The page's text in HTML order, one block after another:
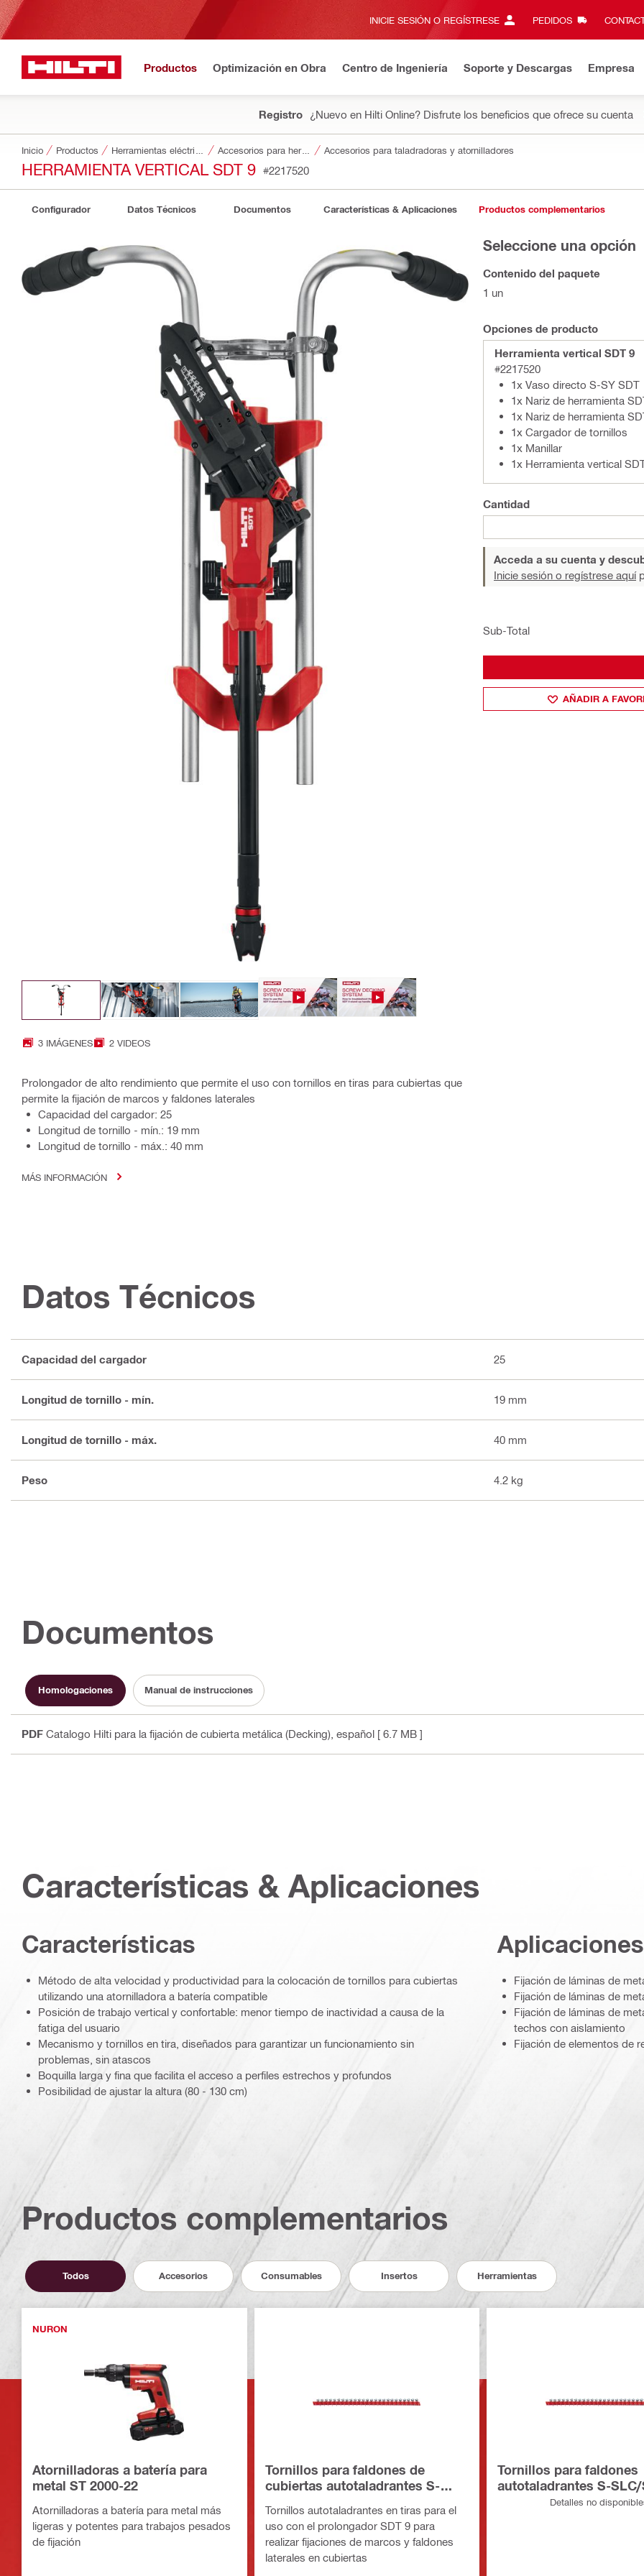
INICIE SESIÓN O REGÍSTRESE PEDIDOS
Productos Optimización en Obra Centro de Ingeniería Soporte y Descargas Empresa
Registro ¿Nuevo en Hilti Online? Disfrute los beneficios que ofrece su cuenta
Inicio Productos Accesorios para herramientas Accesorios para taladradoras y atornilladores
HERRAMIENTA VERTICAL SDT 9 #2217520
Configurador Datos Técnicos Documentos Características & Aplicaciones Productos complementarios
3 IMÁGENES 2 VIDEOS
Prolongador de alto rendimiento que permite el uso con tornillos en tiras para cubiertas que
permite la fijación de marcos y faldones laterales
Capacidad del cargador: 25
Longitud de tornillo - mín.: 19 mm
Longitud de tornillo - máx.: 40 mm
MÁS INFORMACIÓN
Seleccione una opción
Contenido del paquete
1 un
Opciones de producto
Herramienta vertical SDT 9
#2217520
1x Vaso directo S-SY SDT
1x Nariz de herramienta
1x Nariz de herramienta
1x Cargador de tornillos
1x Manillar
1x Herramienta vertical
Cantidad
Acceda a su cuenta y
Inicie sesión o regístrese aquí
Sub-Total
AÑADIR A
Datos Técnicos
Capacidad del cargador 25
Longitud de tornillo - mín. 19 mm
Longitud de tornillo - máx. 40 mm
Peso 4.2 kg
Documentos
Homologaciones Manual de instrucciones
PDF Catalogo Hilti para la fijación de cubierta metálica (Decking) , español [ 6.7 MB ]
Características & Aplicaciones
Características
Método de alta velocidad y productividad para la colocación de tornillos para cubiertas
utilizando una atornilladora a batería compatible
Posición de trabajo vertical y confortable: menor tiempo de inactividad a causa de la
fatiga del usuario
Mecanismo y tornillos en tira, diseñados para garantizar un funcionamiento sin
problemas, sin atascos
Boquilla larga y fina que facilita el acceso a perfiles estrechos y profundos
Posibilidad de ajustar la altura (80 - 130 cm)
Aplicaciones
Fijación de láminas de
Fijación de láminas de
Fijación de láminas de
techos con aislamiento
Fijación de elementos de
Productos complementarios
Todos Accesorios Consumables Insertos Herramientas
NURON
Atornilladoras a batería para
metal ST 2000-22
Atornilladoras a batería para metal más
ligeras y potentes para trabajos pesados
de fijación
Tornillos para faldones de
cubiertas autotaladrantes S-
SDT 9
Tornillos autotaladrantes en tiras para el
uso con el prolongador SDT 9 para
realizar fijaciones de marcos y faldones
laterales en cubiertas
Tornillos para faldones
autotaladrantes S-SLC/
RT para la herramienta
Detalles no